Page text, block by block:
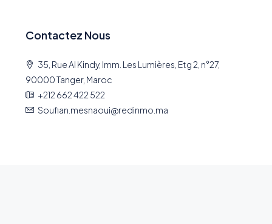
Contactez Nous
35, Rue Al Kindy, Imm. Les Lumières, Etg 2, n°27,
90000 Tanger, Maroc
+212 662 422 522
Soufian.mesnaoui@redinmo.ma